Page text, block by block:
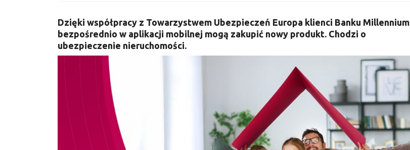
Dzięki współpracy z Towarzystwem Ubezpieczeń Europa klienci Banku Millennium
bezpośrednio w aplikacji mobilnej mogą zakupić nowy produkt. Chodzi o
ubezpieczenie nieruchomości.